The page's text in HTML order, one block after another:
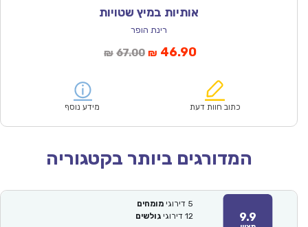
אותיות במיץ שטויות
רינת הופר
₪ 67.00המחיר
₪67.00.
₪ 46.90המחיר
הוא:
כתוב חוות דעת מידע נוסף
המדורגים ביותר בקטגוריה
9.9
5 דירוגי מומחים
12 דירוגי גולשים